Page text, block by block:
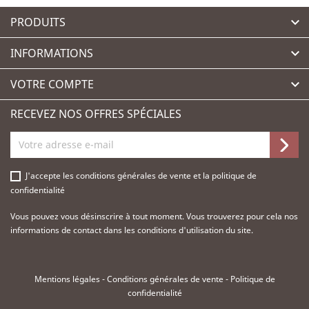
PRODUITS 
INFORMATIONS 
VOTRE COMPTE 
RECEVEZ NOS OFFRES SPÉCIALES
J'accepte lesconditions générales de vente et la politique de
confidentialité
Vous pouvez vous désinscrire à tout moment. Vous trouverez pour cela nos
informations de contact dans les conditions d'utilisation du site.
Mentions légales-Conditions générales de vente - Politique de
confidentialité